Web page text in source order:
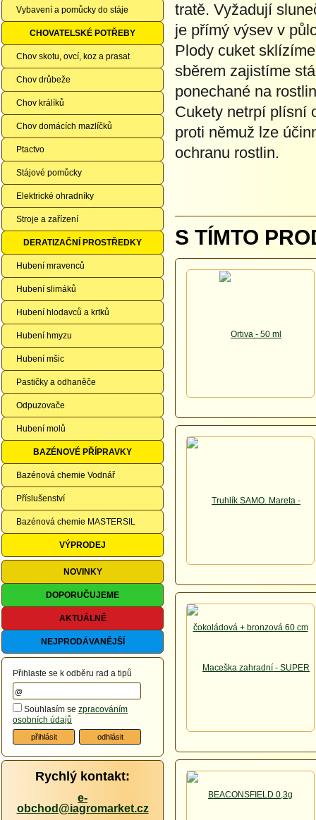
Vybavení a pomůcky do stáje
CHOVATELSKÉ POTŘEBY
Chov skotu, ovcí, koz a prasat
Chov drůbeže
Chov králíků
Chov domácích mazlíčků
Ptactvo
Stájové pomůcky
Elektrické ohradníky
Stroje a zařízení
DERATIZAČNÍ PROSTŘEDKY
Hubení mravenců
Hubení slimáků
Hubení hlodavců a krtků
Hubení hmyzu
Hubení mšic
Pastičky a odhaněče
Odpuzovače
Hubení molů
BAZÉNOVÉ PŘÍPRAVKY
Bazénová chemie Vodnář
Příslušenství
Bazénová chemie MASTERSIL
VÝPRODEJ
NOVINKY
DOPORUČUJEME
AKTUÁLNĚ
NEJPRODÁVANĚJŠÍ
Přihlaste se k odběru rad a tipů
Souhlasím se zpracováním
osobních údajů
Rychlý kontakt:
e-
obchod@iagromarket.cz
tratě. Vyžadují
je přímý výsev v
Plody cuket
sběrem zajistíme
ponechané na
Cukety netrpí plísní
proti němuž lze
ochranu rostlin.
S TÍMTO